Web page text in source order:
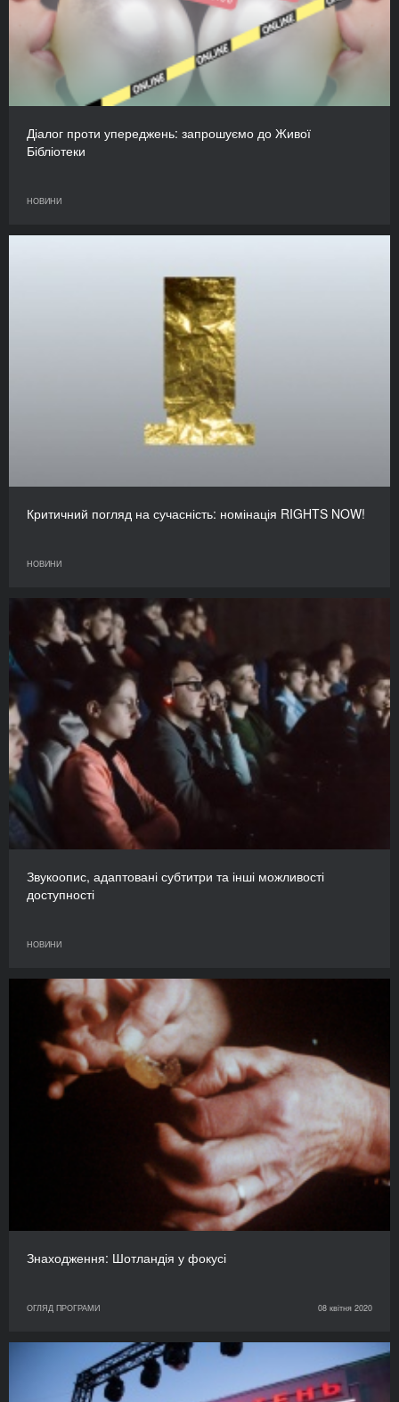
Діалог проти упереджень: запрошуємо до Живої
Бібліотеки
НОВИНИ
Критичний погляд на сучасність: номінація RIGHTS NOW!
НОВИНИ
Звукоопис, адаптовані субтитри та інші можливості
доступності
НОВИНИ
Знаходження: Шотландія у фокусі
ОГЛЯД ПРОГРАМИ 08 квітня 2020